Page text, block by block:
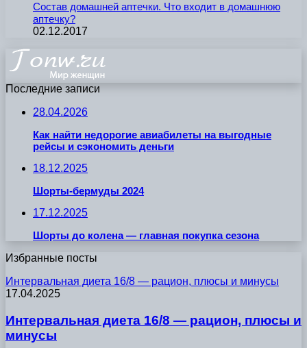
Состав домашней аптечки. Что входит в домашнюю
аптечку?
02.12.2017
Последние записи
28.04.2026
Как найти недорогие авиабилеты на выгодные
рейсы и сэкономить деньги
18.12.2025
Шорты-бермуды 2024
17.12.2025
Шорты до колена — главная покупка сезона
Избранные посты
Интервальная диета 16/8 — рацион, плюсы и минусы
17.04.2025
Интервальная диета 16/8 — рацион, плюсы и
минусы